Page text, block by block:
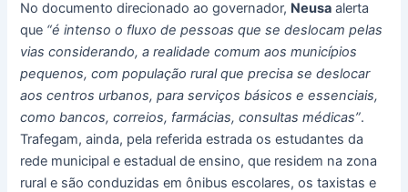
No documento direcionado ao governador, Neusa alerta
que “é intenso o fluxo de pessoas que se deslocam pelas
vias considerando, a realidade comum aos municípios
pequenos, com população rural que precisa se deslocar
aos centros urbanos, para serviços básicos e essenciais,
como bancos, correios, farmácias, consultas médicas”.
Trafegam, ainda, pela referida estrada os estudantes da
rede municipal e estadual de ensino, que residem na zona
rural e são conduzidas em ônibus escolares, os taxistas e